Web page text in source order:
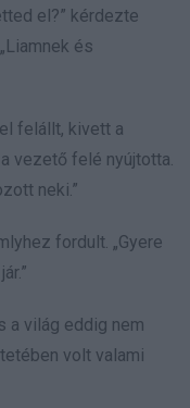
el?” kérdezte
és
felállt, kivett a
vezető felé nyújtotta.
neki.”
fordult. „Gyere
a világ eddig nem
volt valami